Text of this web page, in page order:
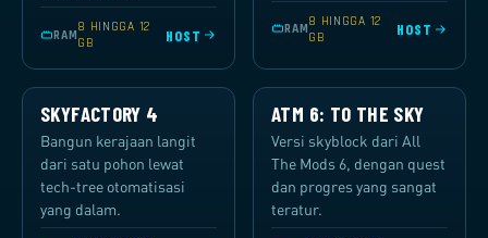
RAM8 HINGGA 12
GB
HOST RAM8 HINGGA 12
GB
HOST
SKYFACTORY 4
Bangun kerajaan langit
dari satu pohon lewat
tech-tree otomatisasi
yang dalam.
ATM 6: TO THE SKY
Versi skyblock dari All
The Mods 6, dengan quest
dan progres yang sangat
teratur.